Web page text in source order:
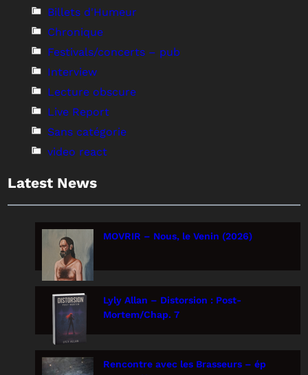
Billets d'Humeur
Chronique
Festivals/concerts – pub
Interview
Lecture obscure
Live Report
Sans catégorie
video react
Latest News
MOVRIR – Nous, le Venin (2026)
Lyly Allan – Distorsion : Post-
Mortem/Chap. 7
Rencontre avec les Brasseurs – ép